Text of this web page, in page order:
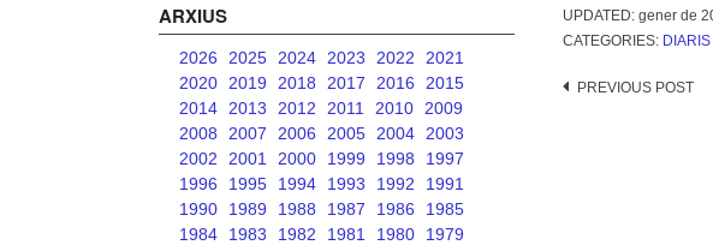
UPDATED: gener de
CATEGORIES: DIARIS
Post
PREVIOUS POST
ARXIUS
2026 2025 2024 2023 2022
2021
2020
2019 2018 2017 2016
2015
2014
2013 2012 2011 2010
2009
2008
2007 2006 2005 2004
2003
2002
2001 2000 1999 1998
1997
1996
1995 1994 1993 1992
1991
1990
1989 1988 1987 1986
1985
1984
1983 1982 1981 1980
1979